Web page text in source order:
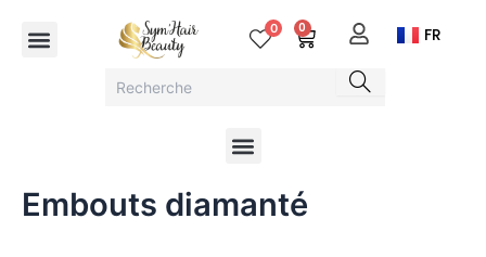
Menu 0 0 Cart FR
Menu
Embouts diamanté